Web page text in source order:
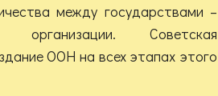
между государствами –
организации. Советская
ООН на всех этапах этого